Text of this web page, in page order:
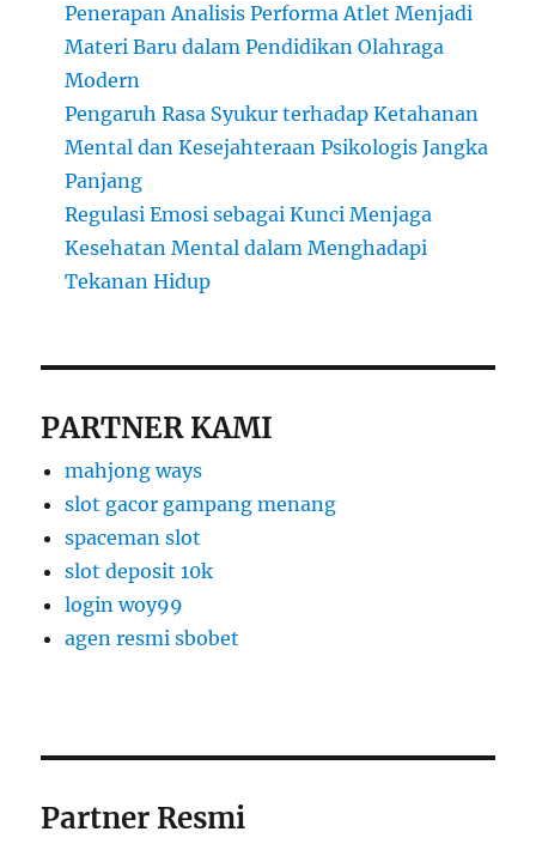
Penerapan Analisis Performa Atlet Menjadi
Materi Baru dalam Pendidikan Olahraga
Modern
Pengaruh Rasa Syukur terhadap Ketahanan
Mental dan Kesejahteraan Psikologis Jangka
Panjang
Regulasi Emosi sebagai Kunci Menjaga
Kesehatan Mental dalam Menghadapi
Tekanan Hidup
PARTNER KAMI
mahjong ways
slot gacor gampang menang
spaceman slot
slot deposit 10k
login woy99
agen resmi sbobet
Partner Resmi